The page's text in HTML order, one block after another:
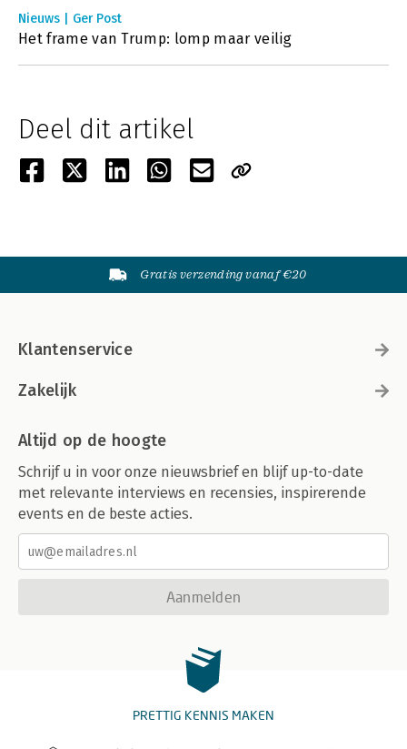
Nieuws | Ger Post
Het frame van Trump: lomp maar veilig
Deel dit artikel
Gratis verzending vanaf €20
Klantenservice
Zakelijk
Altijd op de hoogte
Schrijf u in voor onze nieuwsbrief en blijf up-to-date
met relevante interviews en recensies, inspirerende
events en de beste acties.
Aanmelden
PRETTIG KENNIS MAKEN